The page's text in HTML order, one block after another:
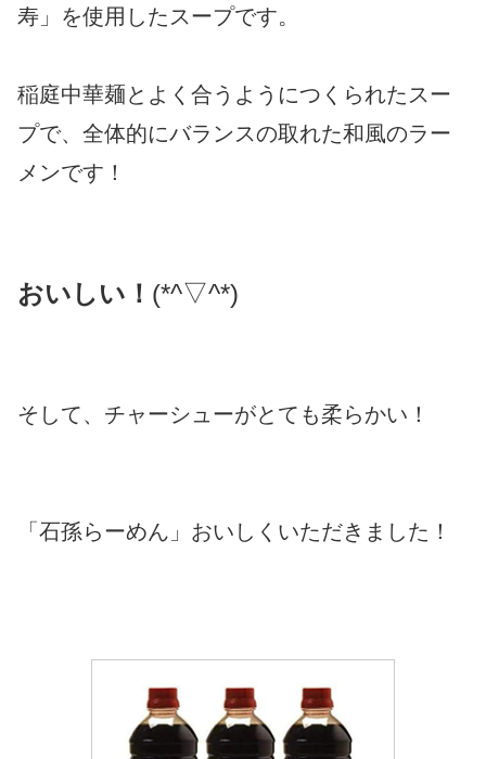
寿」を使用したスープです。
稲庭中華麺とよく合うようにつくられたスー
プで、全体的にバランスの取れた和風のラー
メンです！
おいしい！ (*^▽^*)
そして、チャーシューがとても柔らかい！
「石孫らーめん」おいしくいただきました！